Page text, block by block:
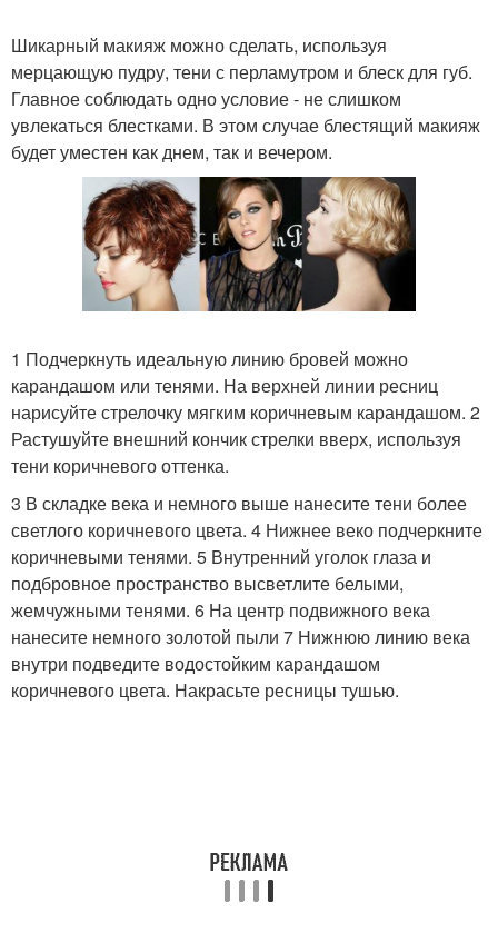
Шикарный макияж можно сделать, используя
мерцающую пудру, тени с перламутром и блеск для губ.
Главное соблюдать одно условие - не слишком
увлекаться блестками. В этом случае блестящий макияж
будет уместен как днем, так и вечером.
1 Подчеркнуть идеальную линию бровей можно
карандашом или тенями. На верхней линии ресниц
нарисуйте стрелочку мягким коричневым карандашом. 2
Растушуйте внешний кончик стрелки вверх, используя
тени коричневого оттенка.
3 В складке века и немного выше нанесите тени более
светлого коричневого цвета. 4 Нижнее веко подчеркните
коричневыми тенями. 5 Внутренний уголок глаза и
подбровное пространство высветлите белыми,
жемчужными тенями. 6 На центр подвижного века
нанесите немного золотой пыли 7 Нижнюю линию века
внутри подведите водостойким карандашом
коричневого цвета. Накрасьте ресницы тушью.